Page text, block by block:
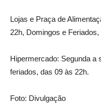
Lojas e Praça de
22h, Domingos e
Hipermercado: Segunda a
feriados, das 09 às 22h.
Foto: Divulgação